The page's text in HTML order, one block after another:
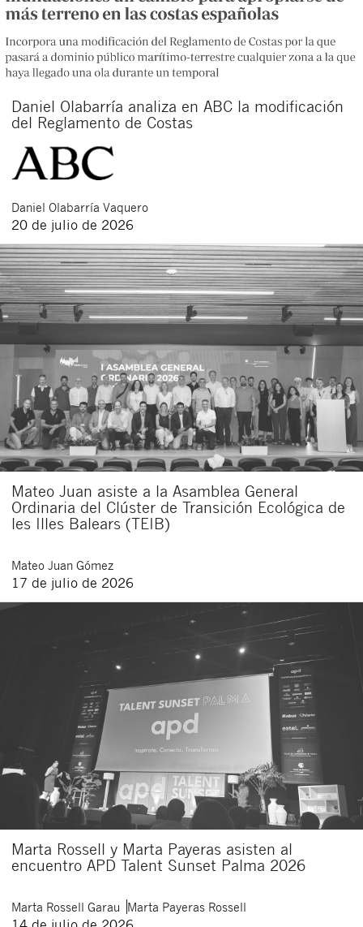
Daniel Olabarría analiza en ABC la modificación
del Reglamento de Costas
Daniel Olabarría Vaquero
20 de julio de 2026
Mateo Juan asiste a la Asamblea General
Ordinaria del Clúster de Transición Ecológica de
les Illes Balears (TEIB)
Mateo Juan Gómez
17 de julio de 2026
Marta Rossell y Marta Payeras asisten al
encuentro APD Talent Sunset Palma 2026
Marta Rossell Garau Marta Payeras Rossell